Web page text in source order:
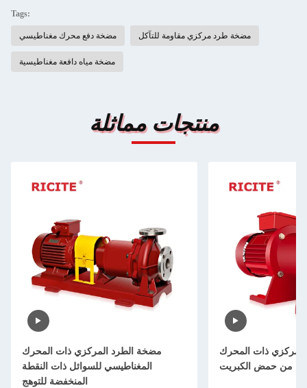
Tags:
مضخة دفع محرك مغناطيسي مضخة طرد مركزي مقاومة للتآكل
مضخة مياه دافعة مغناطيسية
منتجات مماثلة
مضخة الطرد المركزي ذات المحرك
المغناطيسي للسوائل ذات النقطة
المنخفضة للتوهج
ذات المحرك